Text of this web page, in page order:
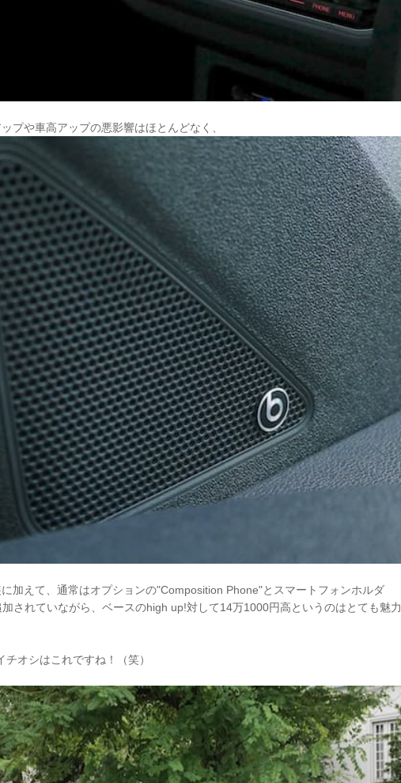
プや車高アップの悪影響はほとんどなく、
加えて、通常はオプションの"Composition Phone"とスマートフォンホルダ
されていながら、ベースのhigh up!対して14万1000円高というのはとても魅力
オシはこれですね！（笑）